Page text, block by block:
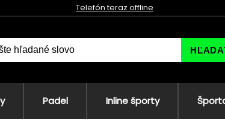
Telefón teraz offline
Padel Inline športy